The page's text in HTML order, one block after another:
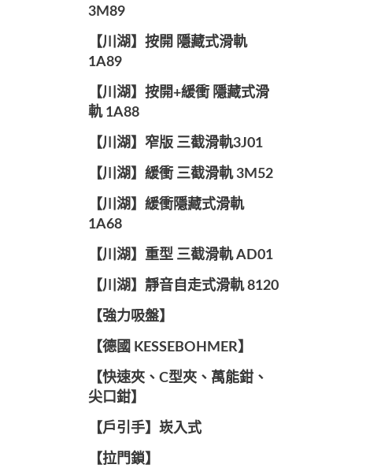
3M89
【川湖】按開 隱藏式滑軌
1A89
【川湖】按開+緩衝 隱藏式滑
軌 1A88
【川湖】窄版 三截滑軌3J01
【川湖】緩衝 三截滑軌 3M52
【川湖】緩衝隱藏式滑軌
1A68
【川湖】重型 三截滑軌 AD01
【川湖】靜音自走式滑軌 8120
【強力吸盤】
【德國 KESSEBOHMER】
【快速夾、C型夾、萬能鉗、
尖口鉗】
【戶引手】崁入式
【拉門鎖】